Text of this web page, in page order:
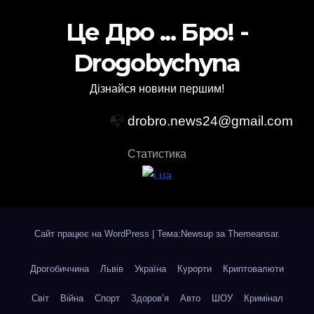
Це Дро ... Бро! -
Drogobychyna
Дізнайся новини першим!
📭 drobro.news24@gmail.com
Статистика
Сайт працює на WordPress | Тема:Newsup за Themeansar.
Дрогобиччина Львів Україна Курорти Криптовалюти
Світ Війна Спорт Здоров’я Авто ШОУ Кримінал